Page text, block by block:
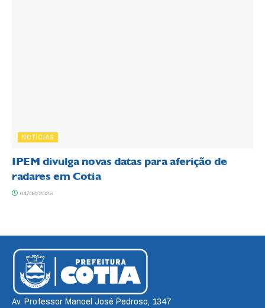
NOTÍCIAS
IPEM divulga novas datas para aferição de
radares em Cotia
04/08/2026
Av. Professor Manoel José Pedroso, 1347